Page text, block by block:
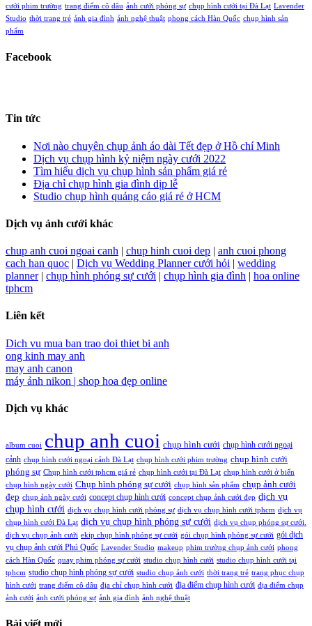
cưới phim trường trang điểm cô dâu ảnh cưới phóng sự chụp hình cưới tại Đà Lạt Lavender
Studio thời trang trẻ ảnh gia đình ảnh nghệ thuật phong cách Hàn Quốc chụp hình sản
phẩm
Facebook
Tin tức
Nơi nào chuyên chụp ảnh áo dài Tết đẹp ở Hồ chí Minh
Dịch vụ chụp hình kỷ niệm ngày cưới 2022
Tìm hiểu dịch vụ chụp hình sản phẩm giá rẻ
Địa chỉ chụp hình gia đình dịp lễ
Studio chụp hình quảng cáo giá rẻ ở HCM
Dịch vụ ảnh cưới khác
chup anh cuoi ngoai canh | chup hinh cuoi dep | anh cuoi phong
cach han quoc | Dịch vụ Wedding Planner cưới hỏi | wedding
planner| chụp hình phóng sự cưới | chụp hình gia đình | hoa online
tphcm
Liên kết
Dich vu mua ban trao doi thiet bi anh
ong kinh may anh
may anh canon
máy ảnh nikon | shop hoa đẹp online
Dịch vụ khác
album cuoi chup anh cuoi chụp hình cưới chụp hình cưới ngoại
cảnh chụp hình cưới ngoại cảnh Đà Lạt chụp hình cưới phim trường chụp hình cưới
phóng sự Chụp hình cưới tphcm giá rẻ chụp hình cưới tại Đà Lạt chụp hình cưới ở biển
chụp hình ngày cưới Chụp hình phóng sự cưới chụp hình sản phẩm chụp ảnh cưới
đẹp chụp ảnh ngày cưới concept chụp hình cưới concept chụp ảnh cưới đẹp dịch vụ
chụp hình cưới dịch vụ chụp hình cưới phóng sự dịch vụ chụp hình cưới tphcm dịch vụ
chụp hình cưới Đà Lạt dịch vụ chụp hình phóng sự cưới dịch vụ chụp phóng sự cưới.
dịch vụ chụp ảnh cưới ekip chụp hình phóng sự cưới gói chụp hình phóng sự cưới gói dịch
vụ chụp ảnh cưới Phú Quốc Lavender Studio makeup phim trường chụp ảnh cưới phong
cách Hàn Quốc quay phim phóng sự cưới studio chụp hình cưới studio chụp hình cưới tại
tphcm studio chụp hình phóng sự cưới studio chụp ảnh cưới thời trang trẻ trang phục chụp
hình cưới trang điểm cô dâu địa chỉ chụp hình cưới địa điểm chụp hình cưới địa điểm chụp
ảnh cưới ảnh cưới phóng sự ảnh gia đình ảnh nghệ thuật